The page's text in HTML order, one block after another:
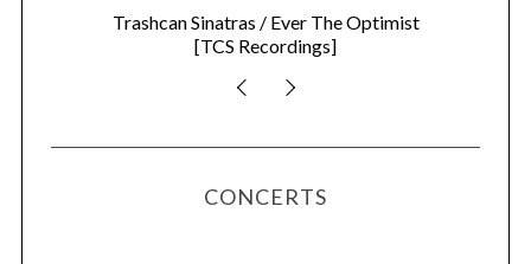
Kelela / new avatar
[Warp Records]
CONCERTS